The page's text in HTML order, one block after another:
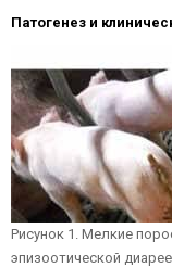
Патогенез и
Рисунок 1. Мелкие
эпизоотической